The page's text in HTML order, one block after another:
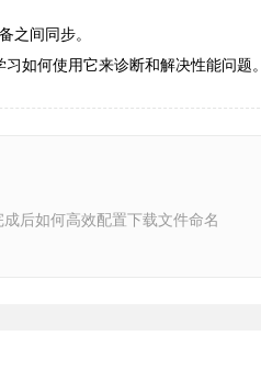
之间同步。
如何使用它来诊断和解决性能问题。
后如何高效配置下载文件命名